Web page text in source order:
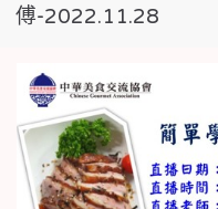
傅-2022.11.28